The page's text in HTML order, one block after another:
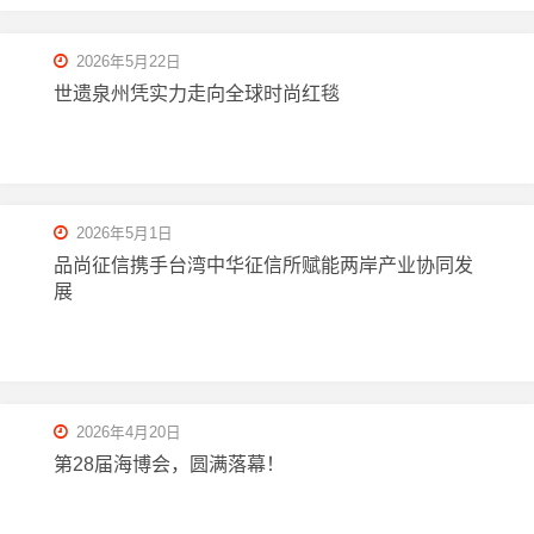
2026年5月22日
世遗泉州凭实力走向全球时尚红毯
2026年5月1日
品尚征信携手台湾中华征信所赋能两岸产业协同发
展
2026年4月20日
第28届海博会，圆满落幕！